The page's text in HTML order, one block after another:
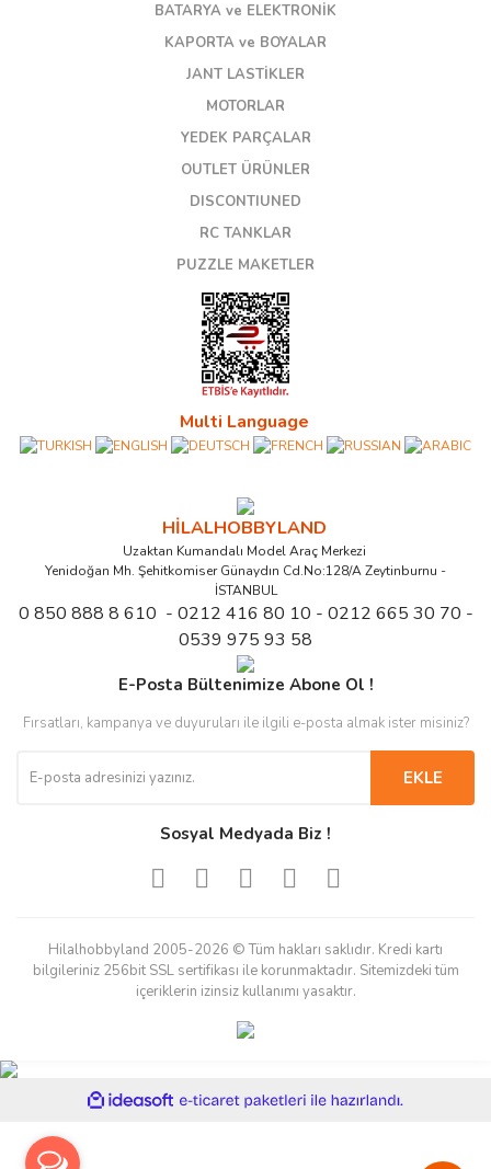
BATARYA ve ELEKTRONİK
KAPORTA ve BOYALAR
JANT LASTİKLER
MOTORLAR
YEDEK PARÇALAR
OUTLET ÜRÜNLER
DISCONTIUNED
RC TANKLAR
PUZZLE MAKETLER
Multi Language
HİLALHOBBYLAND
Uzaktan Kumandalı Model Araç Merkezi
Yenidoğan Mh. Şehitkomiser Günaydın Cd.No:128/A Zeytinburnu -
İSTANBUL
0 850 888 8 610 - 0212 416 80 10 - 0212 665 30 70 -
0539 975 93 58
E-Posta Bültenimize Abone Ol !
Fırsatları, kampanya ve duyuruları ile ilgili e-posta almak ister misiniz?
EKLE
Sosyal Medyada Biz !
Hilalhobbyland 2005-2026 © Tüm hakları saklıdır. Kredi kartı
bilgileriniz 256bit SSL sertifikası ile korunmaktadır. Sitemizdeki tüm
içeriklerin izinsiz kullanımı yasaktır.
ideasoft
e-